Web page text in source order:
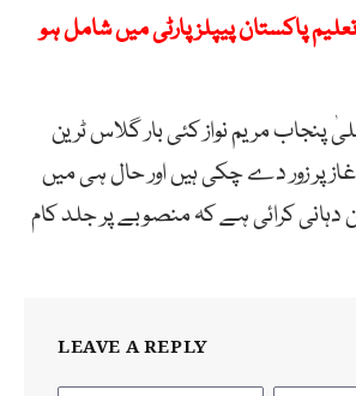
پاکستان پیپلز پارٹی میں شامل ہو
پنجاب مریم نواز کئی بار گلاس ٹرین
پر زور دے چکی ہیں اور حال ہی میں
دہانی کرائی ہے کہ منصوبے پر جلد کام
LEAVE A REPLY